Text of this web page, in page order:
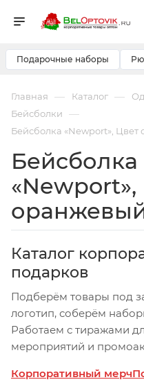
Подарочные наборы
Главная — Каталог —
Бейсболки —
Бейсболка «Newport»,
Бейсболка
«Newport»,
Каталог
подарков
Подберём товары под
логотип, соберём
Работаем с тиражами
мероприятий и
Корпоративный мерч